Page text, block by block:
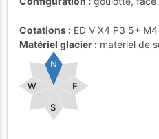
Cotations ED V X4 P3 5+
Matériel glacier
matériel de
E
W
S
N